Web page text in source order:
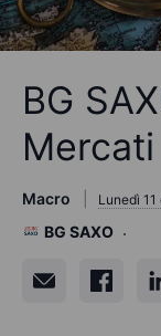
BG
Mercati
Macro Lunedì
BG SAXO